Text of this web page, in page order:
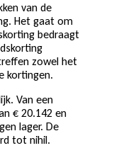
van de
Het gaat om
bedraagt
zowel het
kortingen.
Van een
€ 20.142 en
lager. De
tot nihil.